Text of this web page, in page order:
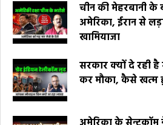
चीन की मेहरबानी के
अमेरिका, ईरान से
खामियाजा
सरकार क्यों दे रही है
कर मौका, कैसे